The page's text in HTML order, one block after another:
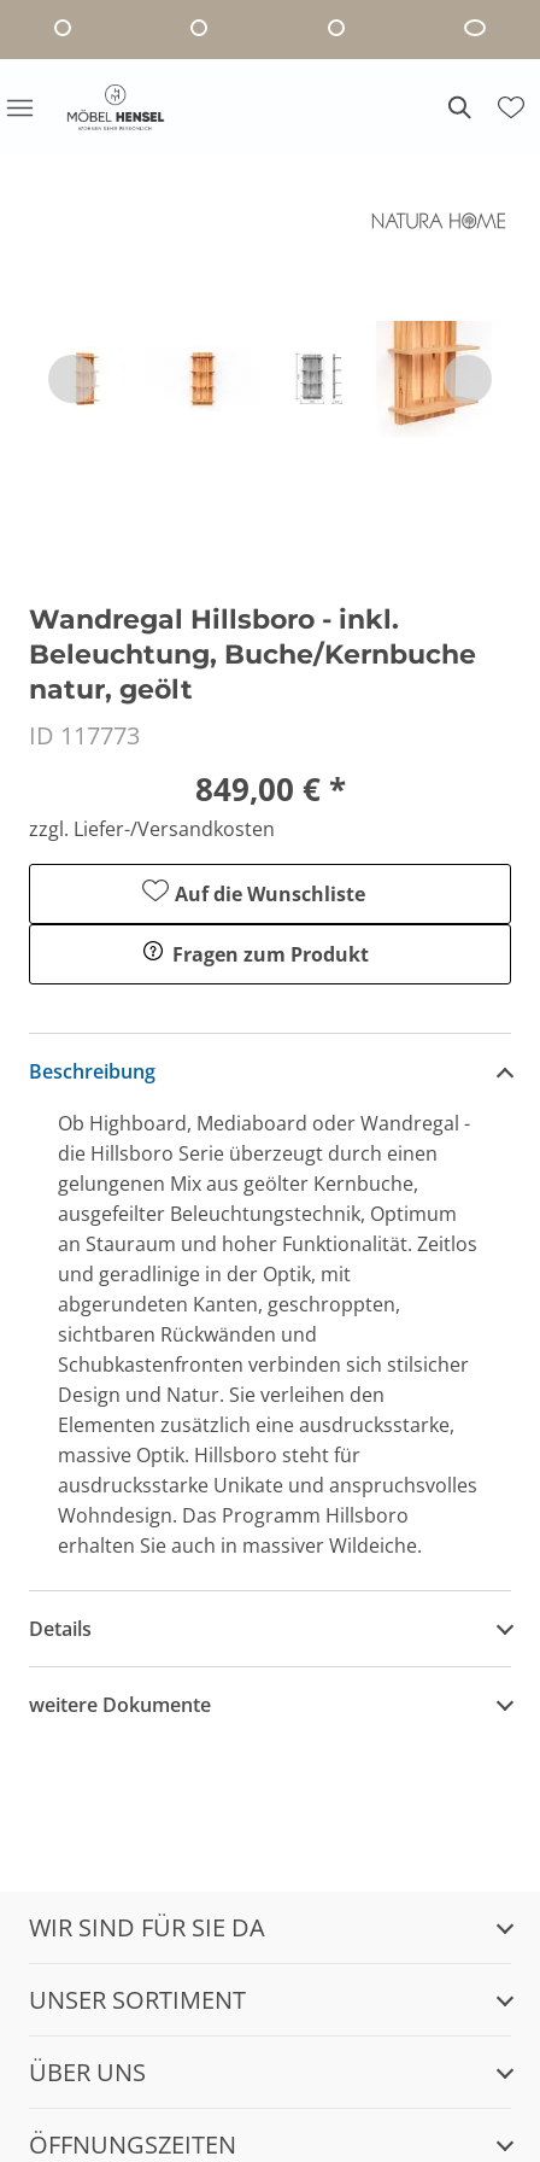
Wandregal Hillsboro - inkl.
Beleuchtung, Buche/Kernbuche
natur, geölt
ID 117773
849,00 € *
zzgl. Liefer-/Versandkosten
Auf die Wunschliste
Fragen zum Produkt
Beschreibung
Ob Highboard, Mediaboard oder Wandregal -
die Hillsboro Serie überzeugt durch einen
gelungenen Mix aus geölter Kernbuche,
ausgefeilter Beleuchtungstechnik, Optimum
an Stauraum und hoher Funktionalität. Zeitlos
und geradlinige in der Optik, mit
abgerundeten Kanten, geschroppten,
sichtbaren Rückwänden und
Schubkastenfronten verbinden sich stilsicher
Design und Natur. Sie verleihen den
Elementen zusätzlich eine ausdrucksstarke,
massive Optik. Hillsboro steht für
ausdrucksstarke Unikate und anspruchsvolles
Wohndesign. Das Programm Hillsboro
erhalten Sie auch in massiver Wildeiche.
Details
weitere Dokumente
WIR SIND FÜR SIE DA
UNSER SORTIMENT
ÜBER UNS
ÖFFNUNGSZEITEN